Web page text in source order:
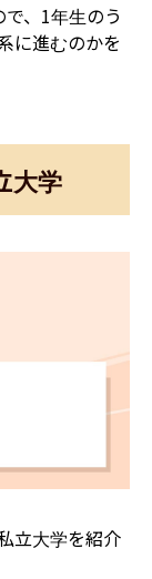
、1年生のう
に進むのかを
大学
立大学を紹介